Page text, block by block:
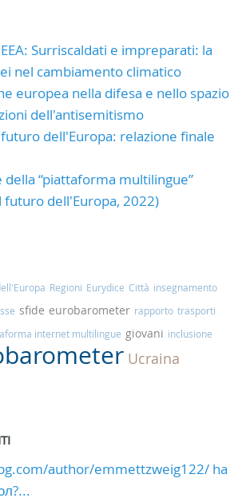
Surriscaldati e impreparati: la
nel cambiamento climatico
europea nella difesa e nello spazio
dell'antisemitismo
dell'Europa: relazione finale
della “piattaforma multilingue”
futuro dell'Europa, 2022)
Regioni Eurydice Città insegnamento
sfide eurobarometer rapporto trasporti
internet multilingue giovani inclusione
Ucraina
author/emmettzweig122/ ha